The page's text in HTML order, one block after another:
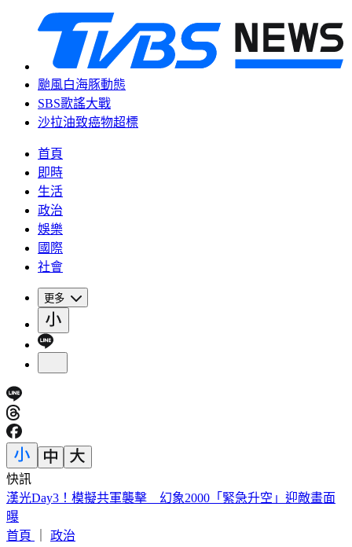
颱風白海豚動態
SBS歌謠大戰
沙拉油致癌物超標
首頁
即時
生活
政治
娛樂
國際
社會
更多
快訊
慈濟遭疫苗詐騙10億！賴瑞隆點名柯志恩：應向陳時中道歉
首頁